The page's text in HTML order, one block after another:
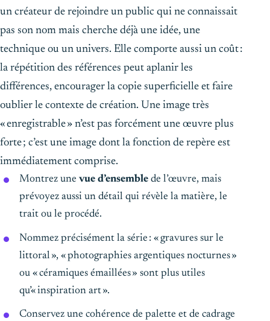
un créateur de rejoindre un public qui ne connaissait
pas son nom mais cherche déjà une idée, une
technique ou un univers. Elle comporte aussi un coût :
la répétition des références peut aplanir les
différences, encourager la copie superficielle et faire
oublier le contexte de création. Une image très
« enregistrable » n’est pas forcément une œuvre plus
forte ; c’est une image dont la fonction de repère est
immédiatement comprise.
Montrez une vue d’ensemble de l’œuvre, mais
prévoyez aussi un détail qui révèle la matière, le
trait ou le procédé.
Nommez précisément la série : « gravures sur le
littoral », « photographies argentiques nocturnes »
ou « céramiques émaillées » sont plus utiles
qu’« inspiration art ».
Conservez une cohérence de palette et de cadrage